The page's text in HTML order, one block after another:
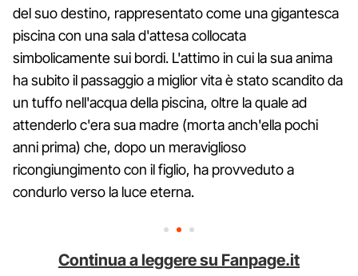
del suo destino, rappresentato come una gigantesca
piscina con una sala d'attesa collocata
simbolicamente sui bordi. L'attimo in cui la sua anima
ha subito il passaggio a miglior vita è stato scandito da
un tuffo nell'acqua della piscina, oltre la quale ad
attenderlo c'era sua madre (morta anch'ella pochi
anni prima) che, dopo un meraviglioso
ricongiungimento con il figlio, ha provveduto a
condurlo verso la luce eterna.
Continua a leggere su Fanpage.it